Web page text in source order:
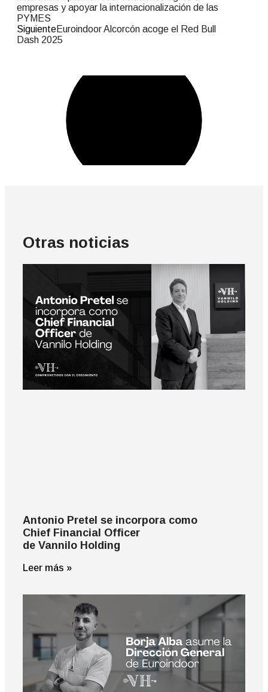
empresas y apoyar la internacionalización de las
PYMES
SiguienteEuroindoor Alcorcón acoge el Red Bull
Dash 2025
Otras noticias
Antonio Pretel se incorpora como
Chief Financial Officer
de Vannilo Holding
Leer más »